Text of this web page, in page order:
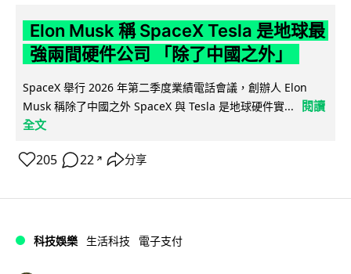
Elon Musk 稱 SpaceX Tesla 是地球最
強兩間硬件公司 「除了中國之外」
SpaceX 舉行 2026 年第二季度業績電話會議，創辦人 Elon
Musk 稱除了中國之外 SpaceX 與 Tesla 是地球硬件實...
閱讀
全文
205 22 ↗ 分享
科技娛樂 生活科技 電子支付